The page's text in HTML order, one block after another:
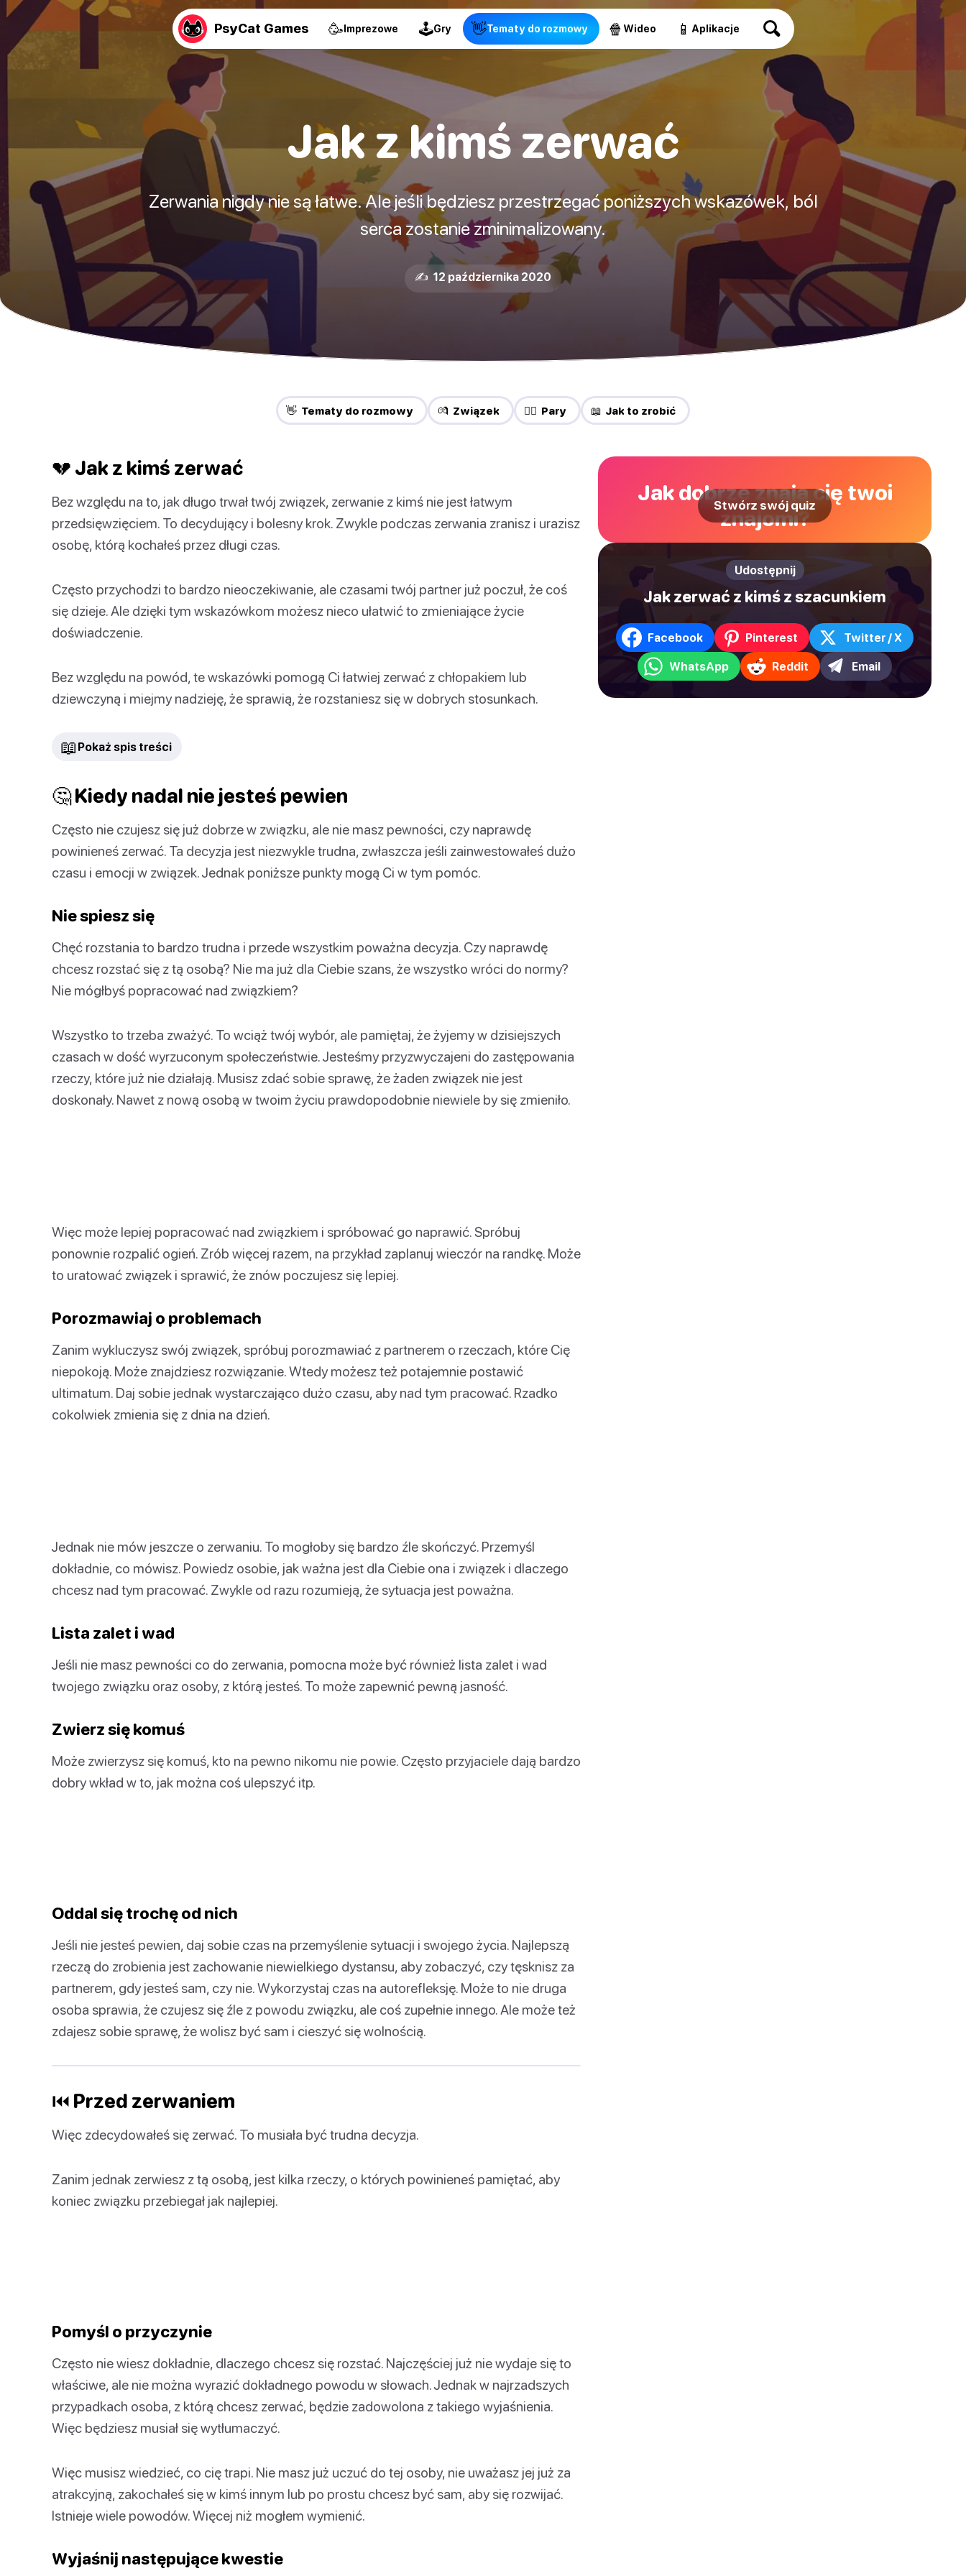
PsyCat Games 🥳Imprezowe 🕹Gry 👋Tematy do rozmowy 🍿 Wideo 📱 Aplikacje
Jak z kimś zerwać
Zerwania nigdy nie są łatwe. Ale jeśli będziesz przestrzegać poniższych wskazówek, ból
serca zostanie zminimalizowany.
✍️ 12 października 2020
👋 Tematy do rozmowy 💏 Związek ❤️‍🔥 Pary 📖 Jak to zrobić
💔 Jak z kimś zerwać
Bez względu na to, jak długo trwał twój związek, zerwanie z kimś nie jest łatwym
przedsięwzięciem. To decydujący i bolesny krok. Zwykle podczas zerwania zranisz i urazisz
osobę, którą kochałeś przez długi czas.
Często przychodzi to bardzo nieoczekiwanie, ale czasami twój partner już poczuł, że coś
się dzieje. Ale dzięki tym wskazówkom możesz nieco ułatwić to zmieniające życie
doświadczenie.
Bez względu na powód, te wskazówki pomogą Ci łatwiej zerwać z chłopakiem lub
dziewczyną i miejmy nadzieję, że sprawią, że rozstaniesz się w dobrych stosunkach.
📖 Pokaż spis treści
🤔 Kiedy nadal nie jesteś pewien
Często nie czujesz się już dobrze w związku, ale nie masz pewności, czy naprawdę
powinieneś zerwać. Ta decyzja jest niezwykle trudna, zwłaszcza jeśli zainwestowałeś dużo
czasu i emocji w związek. Jednak poniższe punkty mogą Ci w tym pomóc.
Nie spiesz się
Chęć rozstania to bardzo trudna i przede wszystkim poważna decyzja. Czy naprawdę
chcesz rozstać się z tą osobą? Nie ma już dla Ciebie szans, że wszystko wróci do normy?
Nie mógłbyś popracować nad związkiem?
Wszystko to trzeba zważyć. To wciąż twój wybór, ale pamiętaj, że żyjemy w dzisiejszych
czasach w dość wyrzuconym społeczeństwie. Jesteśmy przyzwyczajeni do zastępowania
rzeczy, które już nie działają. Musisz zdać sobie sprawę, że żaden związek nie jest
doskonały. Nawet z nową osobą w twoim życiu prawdopodobnie niewiele by się zmieniło.
Więc może lepiej popracować nad związkiem i spróbować go naprawić. Spróbuj
ponownie rozpalić ogień. Zrób więcej razem, na przykład zaplanuj wieczór na randkę. Może
to uratować związek i sprawić, że znów poczujesz się lepiej.
Porozmawiaj o problemach
Zanim wykluczysz swój związek, spróbuj porozmawiać z partnerem o rzeczach, które Cię
niepokoją. Może znajdziesz rozwiązanie. Wtedy możesz też potajemnie postawić
ultimatum. Daj sobie jednak wystarczająco dużo czasu, aby nad tym pracować. Rzadko
cokolwiek zmienia się z dnia na dzień.
Jednak nie mów jeszcze o zerwaniu. To mogłoby się bardzo źle skończyć. Przemyśl
dokładnie, co mówisz. Powiedz osobie, jak ważna jest dla Ciebie ona i związek i dlaczego
chcesz nad tym pracować. Zwykle od razu rozumieją, że sytuacja jest poważna.
Lista zalet i wad
Jeśli nie masz pewności co do zerwania, pomocna może być również lista zalet i wad
twojego związku oraz osoby, z którą jesteś. To może zapewnić pewną jasność.
Zwierz się komuś
Może zwierzysz się komuś, kto na pewno nikomu nie powie. Często przyjaciele dają bardzo
dobry wkład w to, jak można coś ulepszyć itp.
Oddal się trochę od nich
Jeśli nie jesteś pewien, daj sobie czas na przemyślenie sytuacji i swojego życia. Najlepszą
rzeczą do zrobienia jest zachowanie niewielkiego dystansu, aby zobaczyć, czy tęsknisz za
partnerem, gdy jesteś sam, czy nie. Wykorzystaj czas na autorefleksję. Może to nie druga
osoba sprawia, że czujesz się źle z powodu związku, ale coś zupełnie innego. Ale może też
zdajesz sobie sprawę, że wolisz być sam i cieszyć się wolnością.
⏮ Przed zerwaniem
Więc zdecydowałeś się zerwać. To musiała być trudna decyzja.
Zanim jednak zerwiesz z tą osobą, jest kilka rzeczy, o których powinieneś pamiętać, aby
koniec związku przebiegał jak najlepiej.
Pomyśl o przyczynie
Często nie wiesz dokładnie, dlaczego chcesz się rozstać. Najczęściej już nie wydaje się to
właściwe, ale nie można wyrazić dokładnego powodu w słowach. Jednak w najrzadszych
przypadkach osoba, z którą chcesz zerwać, będzie zadowolona z takiego wyjaśnienia.
Więc będziesz musiał się wytłumaczyć.
Więc musisz wiedzieć, co cię trapi. Nie masz już uczuć do tej osoby, nie uważasz jej już za
atrakcyjną, zakochałeś się w kimś innym lub po prostu chcesz być sam, aby się rozwijać.
Istnieje wiele powodów. Więcej niż mogłem wymienić.
Wyjaśnij następujące kwestie
Jak dobrze znają cię twoi
znajomi?
Stwórz swój quiz
Udostępnij
Jak zerwać z kimś z szacunkiem
Facebook Pinterest Twitter / X
WhatsApp Reddit Email